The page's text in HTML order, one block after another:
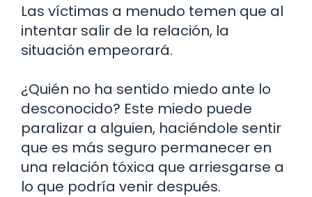
Las víctimas a menudo temen que al
intentar salir de la relación, la
situación empeorará.
¿Quién no ha sentido miedo ante lo
desconocido? Este miedo puede
paralizar a alguien, haciéndole sentir
que es más seguro permanecer en
una relación tóxica que arriesgarse a
lo que podría venir después.